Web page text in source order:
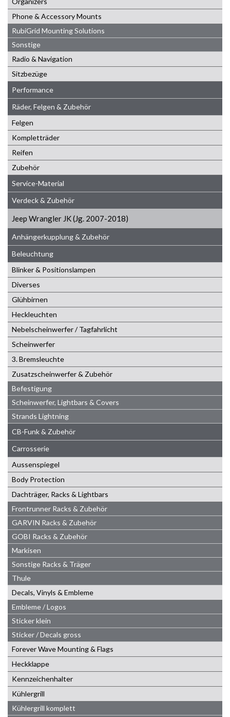
Phone & Accessory Mounts
RubiGrid Mounting Solutions
Sonstige
Radio & Navigation
Sitzbezüge
Performance
Räder, Felgen & Zubehör
Felgen
Kompletträder
Reifen
Zubehör
Service-Material
Verdeck & Zubehör
Jeep Wrangler JK (Jg. 2007-2018)
Anhängerkupplung & Zubehör
Beleuchtung
Blinker & Positionslampen
Diverses
Glühbirnen
Heckleuchten
Nebelscheinwerfer / Tagfahrlicht
Scheinwerfer
3. Bremsleuchte
Zusatzscheinwerfer & Zubehör
Befestigung
Scheinwerfer, Lightbars & Covers
Strands Lightning
CB-Funk & Zubehör
Carrosserie
Aussenspiegel
Body Protection
Dachträger, Racks & Lightbars
Frontrunner Racks & Zubehör
GARVIN Racks & Zubehör
GOBI Racks & Zubehör
Markisen
Sonstige Racks & Träger
Thule
Decals, Vinyls & Embleme
Embleme / Logos
Sticker klein
Sticker / Decals gross
Forever Wave Mounting & Flags
Heckklappe
Kennzeichenhalter
Kühlergrill
Kühlergrill komplett